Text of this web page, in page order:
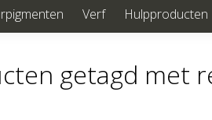
Verf Hulpproducten
getagd met